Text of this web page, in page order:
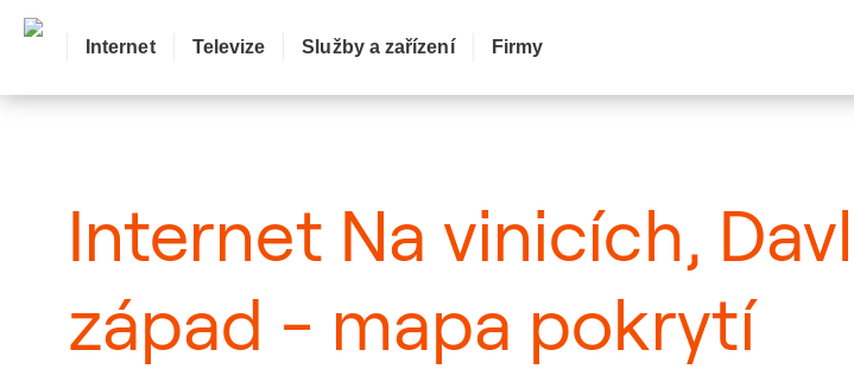
Internet Televize Služby a zařízení Firmy
Internet Na vinicích,
západ - mapa pokrytí
: Mapa pokrytí ulice